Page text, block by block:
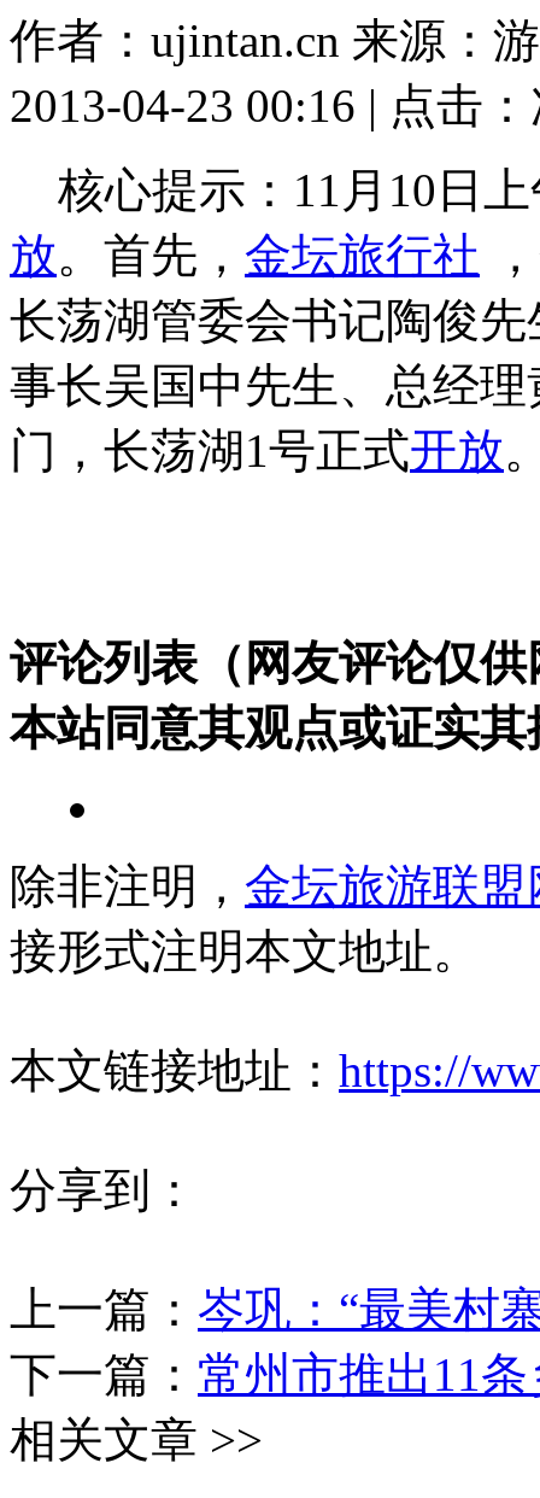
作者：ujintan.cn 来源：
2013-04-23 00:16 | 点击：
核心提示：11月10日
放。首先， 金坛旅行社
长荡湖管委会书记陶俊
事长吴国中先生、总经
门，长荡湖1号正式开放
评论列表（网友评论仅
本站同意其观点或证实其
除非注明， 金坛旅游联盟
接形式注明本文地址。
本文链接地址： https://
分享到：
上一篇： 岑巩：“最美村
下一篇： 常州市推出11
相关文章 >>